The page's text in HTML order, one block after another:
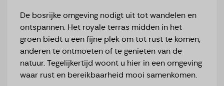
De bosrijke omgeving nodigt uit tot wandelen en
ontspannen. Het royale terras midden in het
groen biedt u een fijne plek om tot rust te komen,
anderen te ontmoeten of te genieten van de
natuur. Tegelijkertijd woont u hier in een omgeving
waar rust en bereikbaarheid mooi samenkomen.